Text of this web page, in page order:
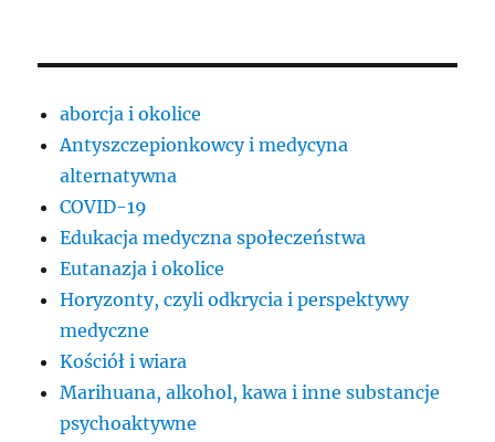
aborcja i okolice
Antyszczepionkowcy i medycyna
alternatywna
COVID-19
Edukacja medyczna społeczeństwa
Eutanazja i okolice
Horyzonty, czyli odkrycia i perspektywy
medyczne
Kościół i wiara
Marihuana, alkohol, kawa i inne substancje
psychoaktywne